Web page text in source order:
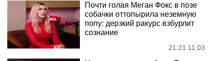
Почти голая Меган Фокс в позе
собачки оттопырила неземную
попу: дерзкий ракурс взбурлит
сознание
21:21 11.03